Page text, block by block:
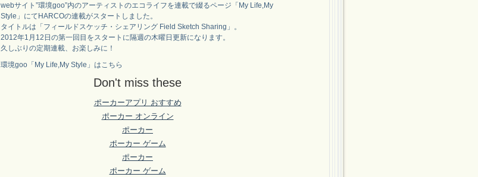
webサイト”環境goo”内のアーティストのエコライフを連載で綴るページ「My Life,My
Style」にてHARCOの連載がスタートしました。
タイトルは「フィールドスケッチ・シェアリング Field Sketch Sharing」。
2012年1月12日の第一回目をスタートに隔週の木曜日更新になります。
久しぶりの定期連載、お楽しみに！
環境goo「My Life,My Style」はこちら
Don't miss these
ポーカーアプリ おすすめ
ポーカー オンライン
ポーカー
ポーカー ゲーム
ポーカー
ポーカー ゲーム